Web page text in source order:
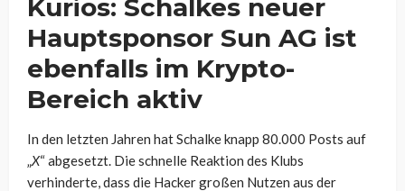
Kurios: Schalkes neuer
Hauptsponsor Sun AG ist
ebenfalls im Krypto-
Bereich aktiv
In den letzten Jahren hat Schalke knapp 80.000 Posts auf
„X“ abgesetzt. Die schnelle Reaktion des Klubs
verhinderte, dass die Hacker großen Nutzen aus der